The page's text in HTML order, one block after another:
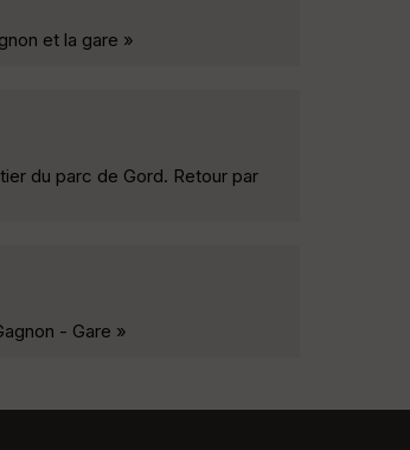
et la gare »
du parc de Gord. Retour par
- Gare »